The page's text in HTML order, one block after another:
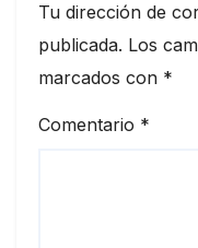
Tu dirección de
publicada. Los
marcados con *
Comentario *